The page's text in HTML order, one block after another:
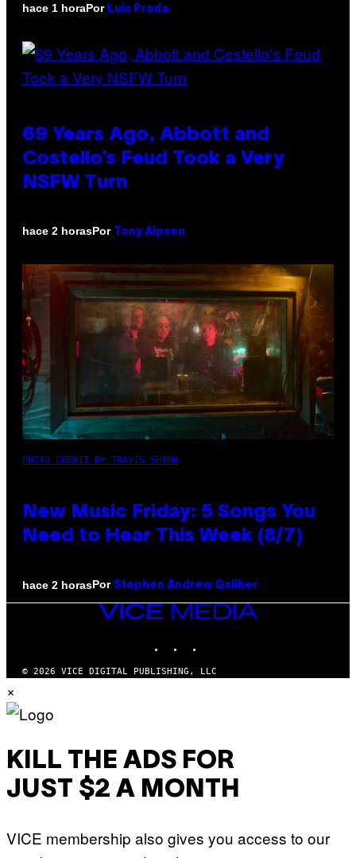
hace 1 horaPor Luis Prada
69 Years Ago, Abbott and
Costello’s Feud Took a Very
NSFW Turn
hace 2 horasPor Tony Alpsen
PHOTO CREDIT BY TRAVIS SHINN
New Music Friday: 5 Songs You
Need to Hear This Week (8/7)
hace 2 horasPor Stephen Andrew Galiher
VICE
© 2026 VICE DIGITAL PUBLISHING, LLC
×
KILL THE ADS FOR
JUST $2 A MONTH
VICE membership also gives you access to our